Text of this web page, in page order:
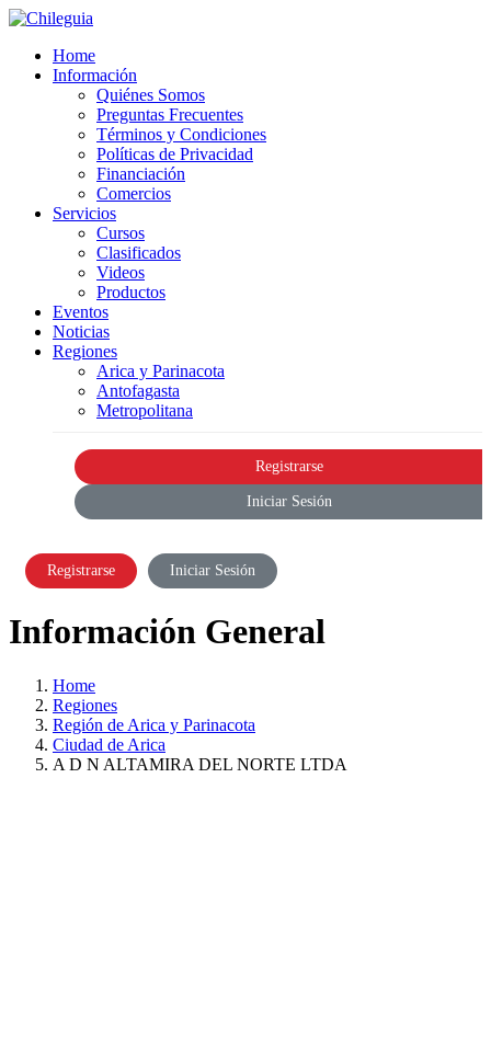
Home
Información
Quiénes Somos
Preguntas Frecuentes
Términos y Condiciones
Políticas de Privacidad
Financiación
Comercios
Servicios
Cursos
Clasificados
Videos
Productos
Eventos
Noticias
Regiones
Arica y Parinacota
Antofagasta
Metropolitana
Registrarse
Iniciar Sesión
Registrarse Iniciar Sesión
Información General
Home
Regiones
Región de Arica y Parinacota
Ciudad de Arica
A D N ALTAMIRA DEL NORTE LTDA